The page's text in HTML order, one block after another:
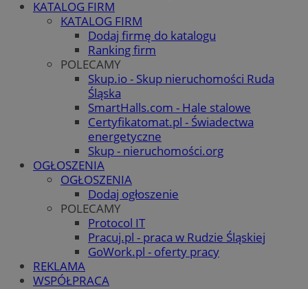
KATALOG FIRM
KATALOG FIRM
Dodaj firmę do katalogu
Ranking firm
POLECAMY
Skup.io - Skup nieruchomości Ruda
Śląska
SmartHalls.com - Hale stalowe
Certyfikatomat.pl - Świadectwa
energetyczne
Skup - nieruchomości.org
OGŁOSZENIA
OGŁOSZENIA
Dodaj ogłoszenie
POLECAMY
Protocol IT
Pracuj.pl - praca w Rudzie Śląskiej
GoWork.pl - oferty pracy
REKLAMA
WSPÓŁPRACA